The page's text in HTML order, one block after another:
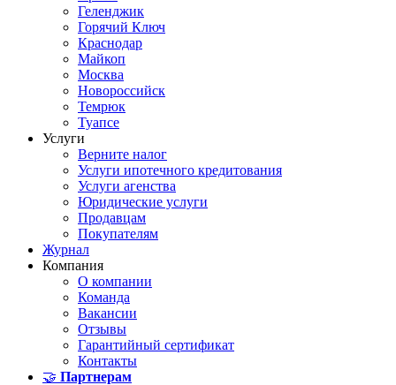
Геленджик
Горячий Ключ
Краснодар
Майкоп
Москва
Новороссийск
Темрюк
Туапсе
Услуги
Верните налог
Услуги ипотечного кредитования
Услуги агенства
Юридические услуги
Продавцам
Покупателям
Журнал
Компания
О компании
Команда
Вакансии
Отзывы
Гарантийный сертификат
Контакты
🤝 Партнерам